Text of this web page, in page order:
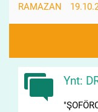
RAMAZAN
Ynt: